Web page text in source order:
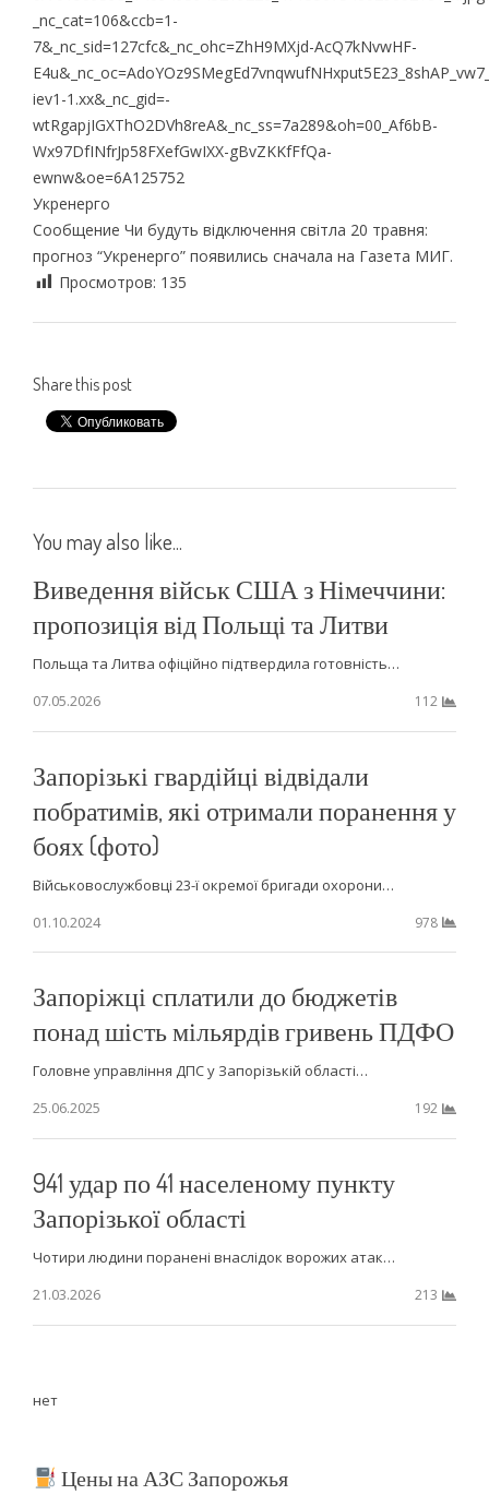
Укренерго
Сообщение Чи будуть відключення світла 20 травня:
прогноз “Укренерго” появились сначала на Газета МИГ.
Просмотров: 135
Share this post
You may also like...
Виведення військ США з Німеччини:
пропозиція від Польщі та Литви
Польща та Литва офіційно підтвердила готовність…
07.05.2026
112
Запорізькі гвардійці відвідали
побратимів, які отримали поранення у
боях (фото)
Військовослужбовці 23-ї окремої бригади охорони…
01.10.2024
978
Запоріжці сплатили до бюджетів
понад шість мільярдів гривень ПДФО
Головне управління ДПС у Запорізькій області…
25.06.2025
192
941 удар по 41 населеному пункту
Запорізької області
Чотири людини поранені внаслідок ворожих атак…
21.03.2026
213
нет
Цены на АЗС Запорожья